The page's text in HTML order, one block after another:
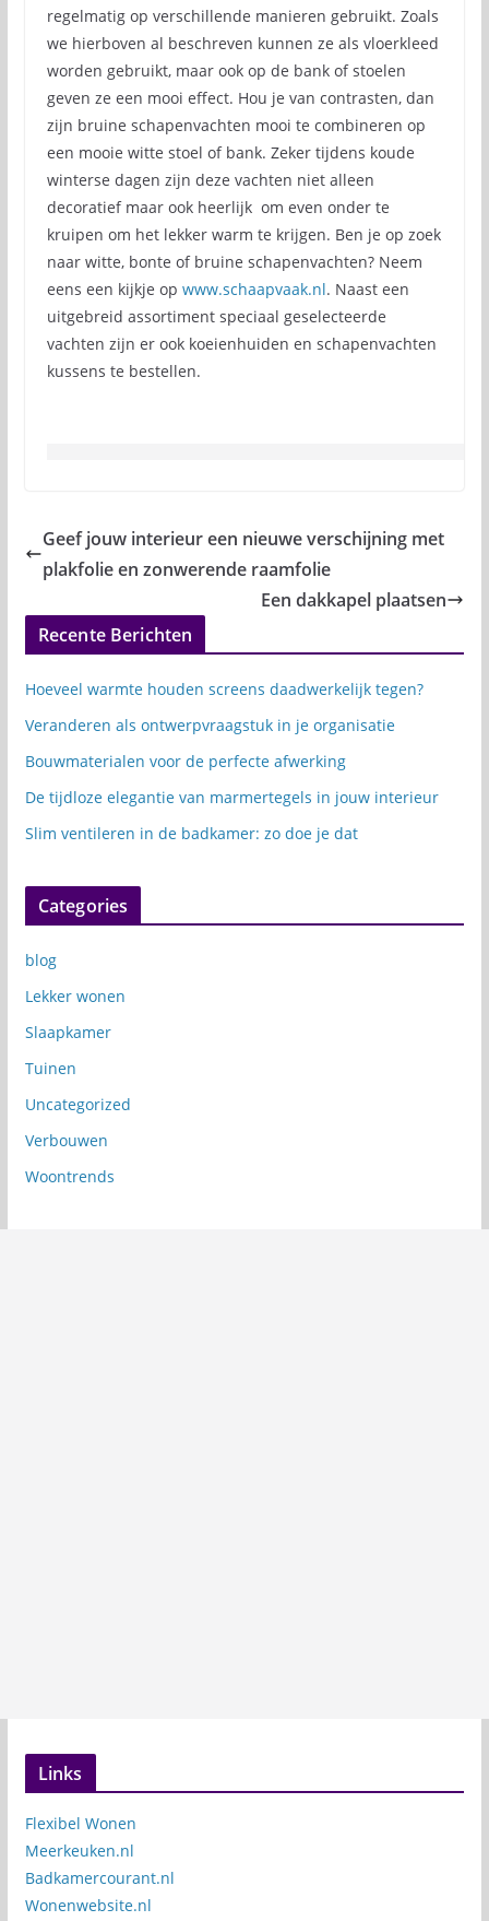
regelmatig op verschillende manieren gebruikt. Zoals
we hierboven al beschreven kunnen ze als vloerkleed
worden gebruikt, maar ook op de bank of stoelen
geven ze een mooi effect. Hou je van contrasten, dan
zijn bruine schapenvachten mooi te combineren op
een mooie witte stoel of bank. Zeker tijdens koude
winterse dagen zijn deze vachten niet alleen
decoratief maar ook heerlijk om even onder te
kruipen om het lekker warm te krijgen. Ben je op zoek
naar witte, bonte of bruine schapenvachten? Neem
eens een kijkje op www.schaapvaak.nl. Naast een
uitgebreid assortiment speciaal geselecteerde
vachten zijn er ook koeienhuiden en schapenvachten
kussens te bestellen.
Geef jouw interieur een nieuwe verschijning met
plakfolie en zonwerende raamfolie
Een dakkapel plaatsen
Recente Berichten
Hoeveel warmte houden screens daadwerkelijk tegen?
Veranderen als ontwerpvraagstuk in je organisatie
Bouwmaterialen voor de perfecte afwerking
De tijdloze elegantie van marmertegels in jouw interieur
Slim ventileren in de badkamer: zo doe je dat
Categories
blog
Lekker wonen
Slaapkamer
Tuinen
Uncategorized
Verbouwen
Woontrends
Links
Flexibel Wonen
Meerkeuken.nl
Badkamercourant.nl
Wonenwebsite.nl